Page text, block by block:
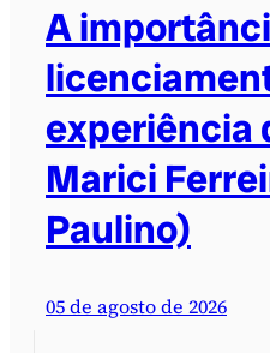
A
experiência
Marici
Paulino)
05 de agosto de 2026